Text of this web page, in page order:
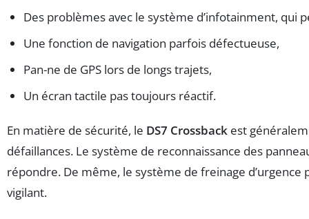
Des problèmes avec le système d’infotainment, qui
Une fonction de navigation parfois défectueuse,
Pan-ne de GPS lors de longs trajets,
Un écran tactile pas toujours réactif.
En matière de sécurité, le DS7 Crossback est
défaillances. Le système de reconnaissance des
répondre. De même, le système de freinage
vigilant.